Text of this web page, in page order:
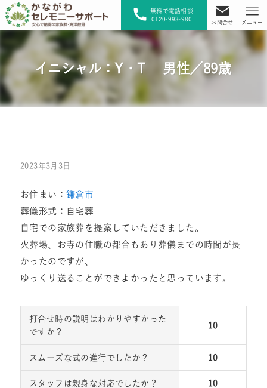
無料で電話相談
0120-993-980
お問合せ メニュー
イニシャル：Y・T 男性／89歳
2023年3月3日
お住まい： 鎌倉市
葬儀形式：自宅葬
自宅での家族葬を提案していただきました。
火葬場、お寺の住職の都合もあり葬儀までの時間が長
かったのですが、
ゆっくり送ることができよかったと思っています。
打合せ時の説明はわかりやすかった
ですか？
10
スムーズな式の進行でしたか？ 10
スタッフは親身な対応でしたか？ 10